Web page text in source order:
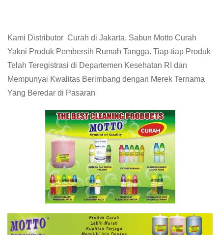
Kami Distributor Curah di Jakarta. Sabun Motto Curah
Yakni Produk Pembersih Rumah Tangga. Tiap-tiap Produk
Telah Teregistrasi di Departemen Kesehatan RI dan
Mempunyai Kwalitas Berimbang dengan Merek Ternama
Yang Beredar di Pasaran